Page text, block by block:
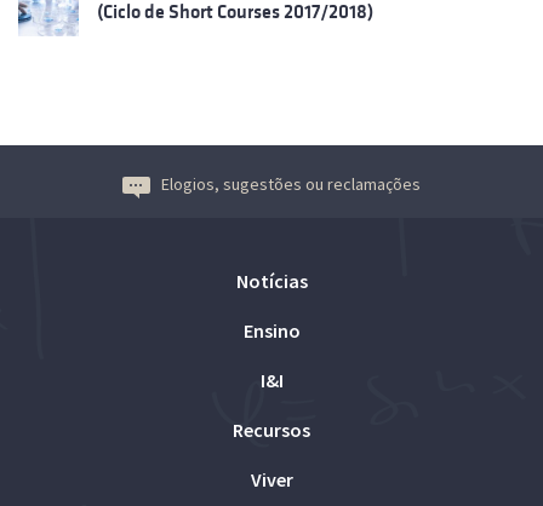
(Ciclo de Short Courses 2017/2018)
Elogios, sugestões ou reclamações
Notícias
Ensino
I&I
Recursos
Viver